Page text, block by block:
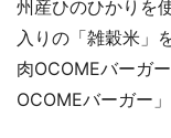
州産ひのひかりを
入りの「雑穀米」
肉OCOMEバーガ
OCOMEバーガー